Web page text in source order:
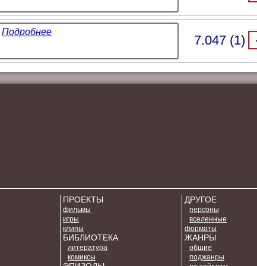
Подробнее
7.047 (1)
ПРОЕКТЫ
фильмы
игры
клипы
БИБЛИОТЕКА
литература
комиксы
ДРУГОЕ
персоны
вселенные
форматы
ЖАНРЫ
общие
поджанры